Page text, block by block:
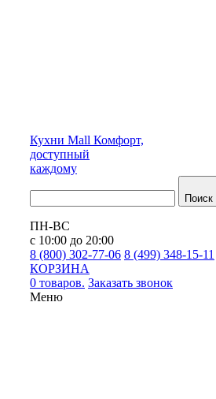
Кухни Mall Комфорт,
доступный
каждому
Поиск
ПН-ВС
с 10:00 до 20:00
8 (800) 302-77-06 8 (499) 348-15-11
КОРЗИНА
0 товаров. Заказать звонок
Меню